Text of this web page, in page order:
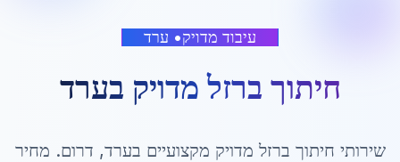
עיבוד מדויק• ערד
חיתוך ברזל מדויק בערד
שירותי חיתוך ברזל מדויק מקצועיים בערד, דרום. מחיר